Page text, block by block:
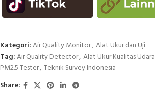
Kategori:Air Quality Monitor, Alat Ukur dan Uji
Tag:Air Quality Detector, Alat Ukur Kualitas Udara
PM2.5 Tester, Teknik Survey Indonesia
Share: